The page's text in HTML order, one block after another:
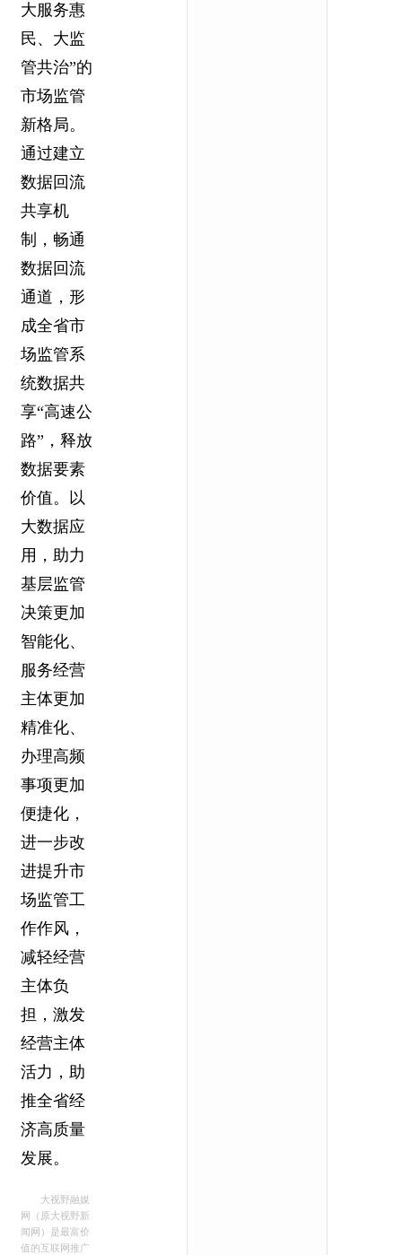
大服务惠
民、大监
管共治”的
市场监管
新格局。
通过建立
数据回流
共享机
制，畅通
数据回流
通道，形
成全省市
场监管系
统数据共
享“高速公
路”，释放
数据要素
价值。以
大数据应
用，助力
基层监管
决策更加
智能化、
服务经营
主体更加
精准化、
办理高频
事项更加
便捷化，
进一步改
进提升市
场监管工
作作风，
减轻经营
主体负
担，激发
经营主体
活力，助
推全省经
济高质量
发展。
大视野融媒
网（原大视野新
闻网）是最富价
值的互联网推广